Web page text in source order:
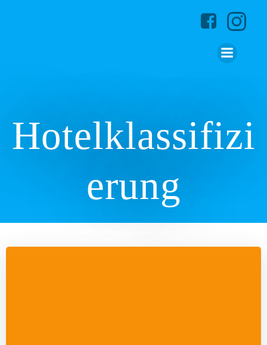
Hotelklassifizi
erung